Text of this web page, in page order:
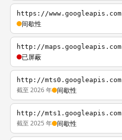
https://www.googleapis.com
间歇性
http://maps.googleapis.com
已屏蔽
http://mts0.googleapis.com
截至 2026 年 间歇性
http://mts1.googleapis.com
截至 2025 年 间歇性